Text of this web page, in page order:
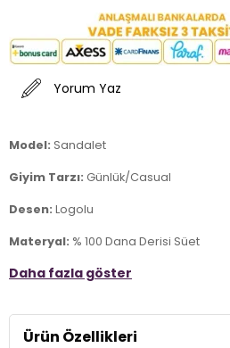
Yorum Yaz
Model: Sandalet
Giyim Tarzı: Günlük/Casual
Desen: Logolu
Materyal: % 100 Dana Derisi Süet
Taban Materyali:Kauçuk
Topuk Boyu:Belirtilmemiş
Daha fazla göster
Ürün Özellikleri